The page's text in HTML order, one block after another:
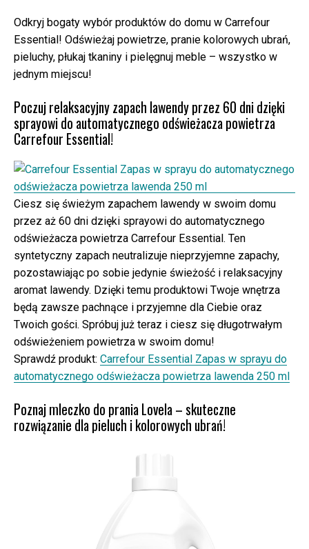
Odkryj bogaty wybór produktów do domu w Carrefour
Essential! Odświeżaj powietrze, pranie kolorowych ubrań,
pieluchy, płukaj tkaniny i pielęgnuj meble – wszystko w
jednym miejscu!
Poczuj relaksacyjny zapach lawendy przez 60 dni dzięki
sprayowi do automatycznego odświeżacza powietrza
Carrefour Essential!
Ciesz się świeżym zapachem lawendy w swoim domu
przez aż 60 dni dzięki sprayowi do automatycznego
odświeżacza powietrza Carrefour Essential. Ten
syntetyczny zapach neutralizuje nieprzyjemne zapachy,
pozostawiając po sobie jedynie świeżość i relaksacyjny
aromat lawendy. Dzięki temu produktowi Twoje wnętrza
będą zawsze pachnące i przyjemne dla Ciebie oraz
Twoich gości. Spróbuj już teraz i ciesz się długotrwałym
odświeżeniem powietrza w swoim domu!
Sprawdź produkt: Carrefour Essential Zapas w sprayu do
automatycznego odświeżacza powietrza lawenda 250 ml
Poznaj mleczko do prania Lovela – skuteczne
rozwiązanie dla pieluch i kolorowych ubrań!